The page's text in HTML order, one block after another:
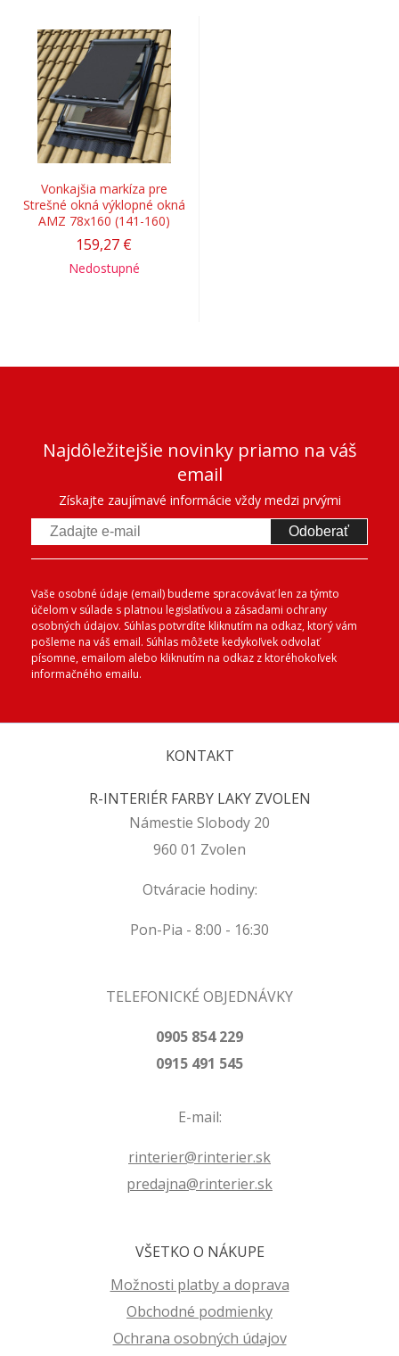
Vonkajšia markíza pre
Strešné okná výklopné okná
AMZ 78x160 (141-160)
159,27 €
Nedostupné
Najdôležitejšie novinky priamo na váš
email
Získajte zaujímavé informácie vždy medzi prvými
Odoberať
Vaše osobné údaje (email) budeme spracovávať len za týmto
účelom v súlade s platnou legislatívou a zásadami ochrany
osobných údajov. Súhlas potvrdíte kliknutím na odkaz, ktorý vám
pošleme na váš email. Súhlas môžete kedykoľvek odvolať
písomne, emailom alebo kliknutím na odkaz z ktoréhokoľvek
informačného emailu.
KONTAKT
R-INTERIÉR FARBY LAKY ZVOLEN
Námestie Slobody 20
960 01 Zvolen
Otváracie hodiny:
Pon-Pia - 8:00 - 16:30
TELEFONICKÉ OBJEDNÁVKY
0905 854 229
0915 491 545
E-mail:
rinterier@rinterier.sk
predajna@rinterier.sk
VŠETKO O NÁKUPE
Možnosti platby a doprava
Obchodné podmienky
Ochrana osobných údajov